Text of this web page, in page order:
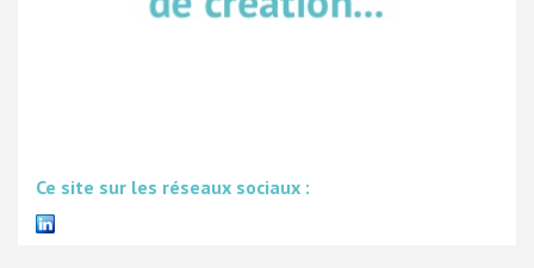
Ce site sur les réseaux sociaux :